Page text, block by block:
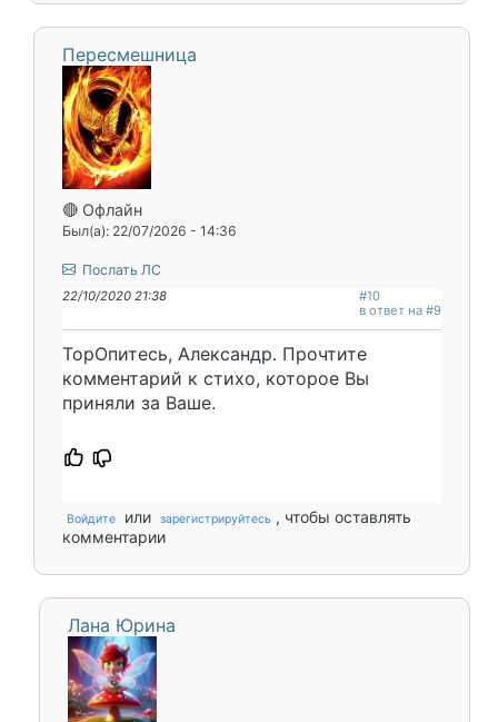
Пересмешница
🔴 Офлайн
Был(а): 22/07/2026 - 14:36
Послать ЛС
22/10/2020 21:38
#10
в ответ на #9
ТорОпитесь, Александр. Прочтите
комментарий к стихо, которое Вы
приняли за Ваше.
Войдите или зарегистрируйтесь , чтобы оставлять
комментарии
Лана Юрина